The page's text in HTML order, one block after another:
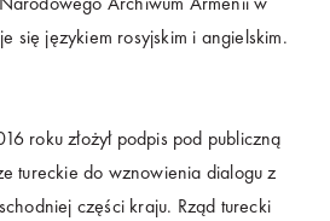
się językiem rosyjskim i angielskim.
roku złożył podpis pod publiczną
tureckie do wznowienia dialogu z
części kraju. Rząd turecki